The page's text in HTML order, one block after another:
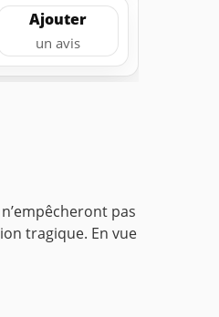
Ajouter
un avis
pas
tragique. En vue